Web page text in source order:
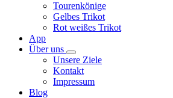
Tourenkönige
Gelbes Trikot
Rot weißes Trikot
App
Über uns
Unsere Ziele
Kontakt
Impressum
Blog